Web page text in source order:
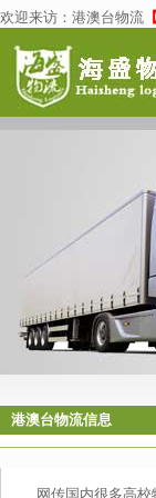
欢迎来访： 港澳台物流
港澳台物流信息
网传国内很多高